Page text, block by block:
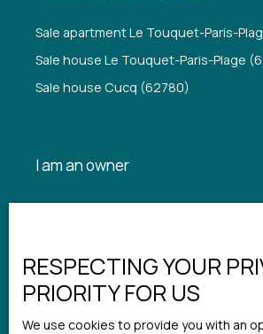
Sale apartment Le Touquet-Paris-
Sale house Le Touquet-Paris-Plage
Sale house Cucq (62780)
I am an owner
Estimate your property
Rental management
RESPECTING YOUR
PRIORITY FOR US
We use cookies to provide you with an